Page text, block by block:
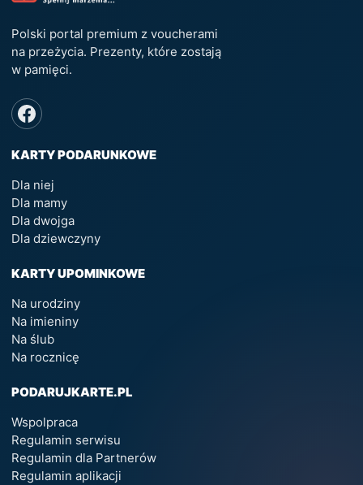
Polski portal premium z voucherami
na przeżycia. Prezenty, które zostają
w pamięci.
KARTY PODARUNKOWE
Dla niej
Dla mamy
Dla dwojga
Dla dziewczyny
KARTY UPOMINKOWE
Na urodziny
Na imieniny
Na ślub
Na rocznicę
PODARUJKARTE.PL
Wspolpraca
Regulamin serwisu
Regulamin dla Partnerów
Regulamin aplikacji